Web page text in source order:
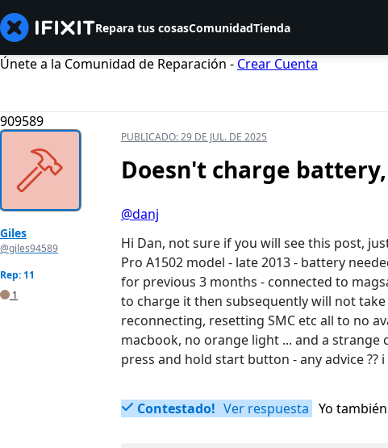
Repara tus cosasComunidadTienda
Únete a la Comunidad de Reparación - Crear Cuenta
909589
Giles
@giles94589
Rep: 11
1
PUBLICADO:29 DE JUL. DE 2025
Doesn't charge
@danj
Hi Dan, not sure if you will see this post,
Pro A1502 model - late 2013 - battery
for previous 3 months - connected to
to charge it then subsequently will not
reconnecting, resetting SMC etc all to no
macbook, no orange light ... and a
press and hold start button - any advice ??
Contestado! Ver respuesta Yo